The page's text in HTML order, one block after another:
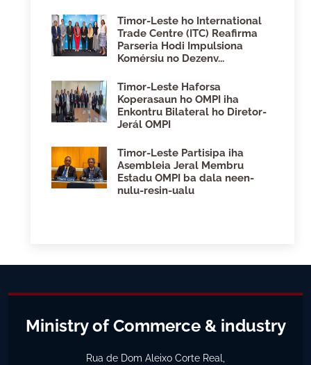
Timor-Leste ho International
Trade Centre (ITC) Reafirma
Parseria Hodi Impulsiona
Komérsiu no Dezenv...
Timor-Leste Haforsa
Koperasaun ho OMPI iha
Enkontru Bilateral ho Diretor-
Jerál OMPI
Timor-Leste Partisipa iha
Asembleia Jeral Membru
Estadu OMPI ba dala neen-
nulu-resin-ualu
Ministry of Commerce & industry
Rua de Dom Aleixo Corte Real,